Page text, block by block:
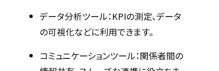
データ分析ツール：KPIの測定、データ
の可視化などに利用できます。
コミュニケーションツール：関係者間の